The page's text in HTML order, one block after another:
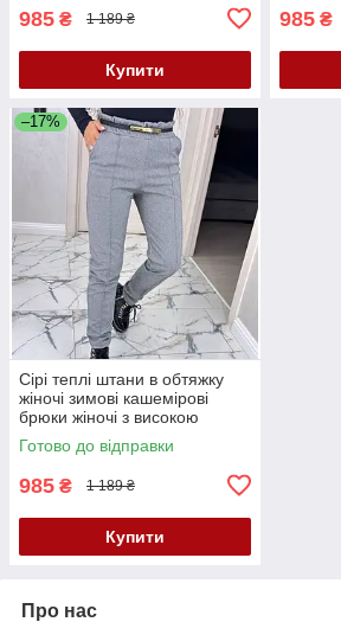
985 ₴ 1 189 ₴
Купити
985 ₴
–17%
Сірі теплі штани в обтяжку
жіночі зимові кашемірові
брюки жіночі з високою
посадкою великого розміру
Готово до відправки
985 ₴ 1 189 ₴
Купити
Про нас